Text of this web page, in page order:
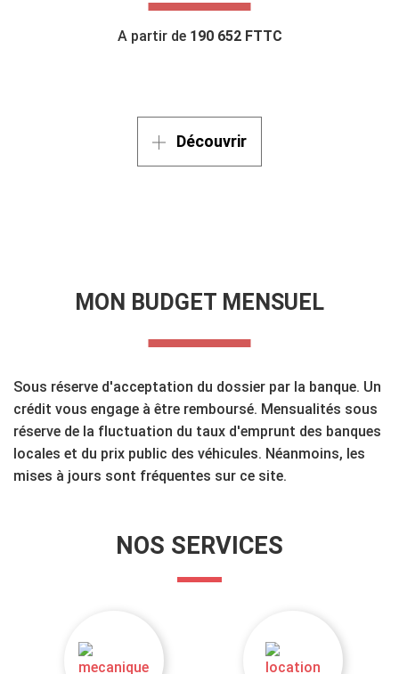
A partir de 190 652 FTTC
Découvrir
MON BUDGET MENSUEL
Sous réserve d'acceptation du dossier par la banque. Un
crédit vous engage à être remboursé. Mensualités sous
réserve de la fluctuation du taux d'emprunt des banques
locales et du prix public des véhicules. Néanmoins, les
mises à jours sont fréquentes sur ce site.
NOS SERVICES